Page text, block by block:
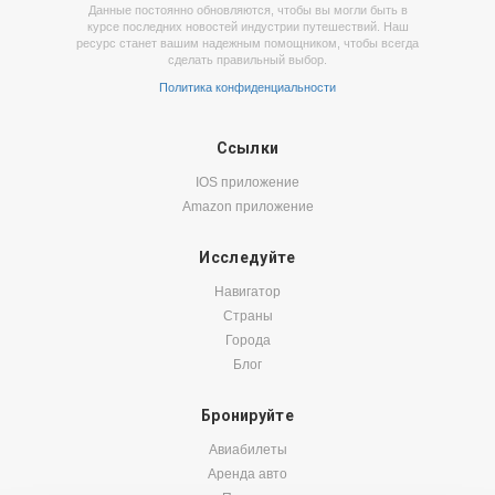
Данные постоянно обновляются, чтобы вы могли быть в
курсе последних новостей индустрии путешествий. Наш
ресурс станет вашим надежным помощником, чтобы всегда
сделать правильный выбор.
Политика конфиденциальности
Ссылки
IOS приложение
Amazon приложение
Исследуйте
Навигатор
Страны
Города
Блог
Бронируйте
Авиабилеты
Аренда авто